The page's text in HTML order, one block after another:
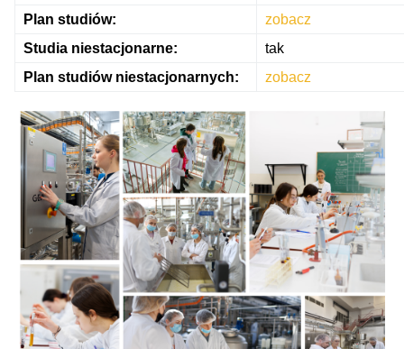
Plan studiów:
zobacz
Studia niestacjonarne:
tak
Plan studiów niestacjonarnych:
zobacz